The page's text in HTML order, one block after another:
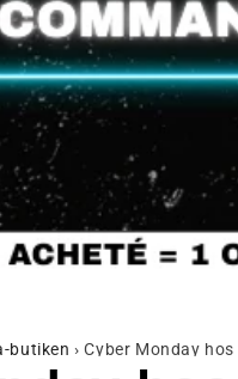
butiken › Cyber Monday